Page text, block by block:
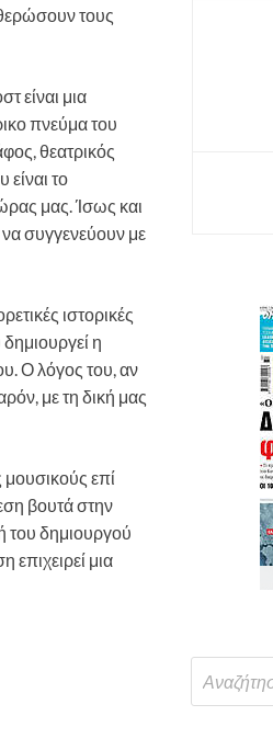
τους
είναι μια
πνεύμα του
θεατρικός
το
μας. Ίσως και
να συγγενεύουν με
ιστορικές
η
Ο λόγος του, αν
με τη δική μας
επί
βουτά στην
του δημιουργού
μια